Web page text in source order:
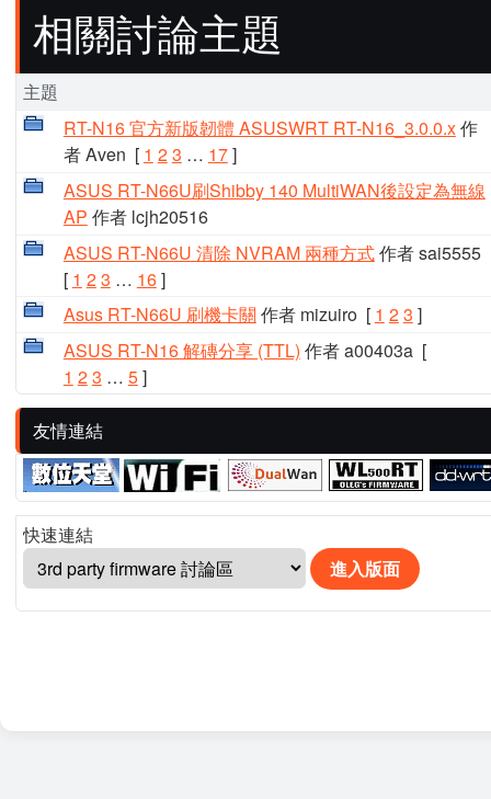
相關討論主題
主題
RT-N16 官方新版韌體 ASUSWRT RT-N16_3.0.0.x作
者 Aven [ 1 23 … 17]
ASUS RT-N66U刷Shibby 140 MultiWAN後設定為無線
AP 作者 lcjh20516
ASUS RT-N66U 清除 NVRAM 兩種方式作者 sai5555
[ 1 23 … 16]
Asus RT-N66U 刷機卡關 作者 mizuiro[ 1 23 ]
ASUS RT-N16 解磚分享 (TTL) 作者 a00403a[
1 23 … 5]
友情連結
快速連結